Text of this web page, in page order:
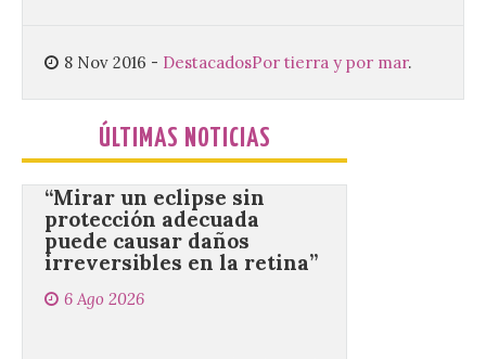
8 Nov 2016 - DestacadosPor tierra y por mar.
ÚLTIMAS NOTICIAS
oficial del Festival One […]
“Mirar un eclipse sin
protección adecuada
puede causar daños
irreversibles en la retina”
6 Ago 2026